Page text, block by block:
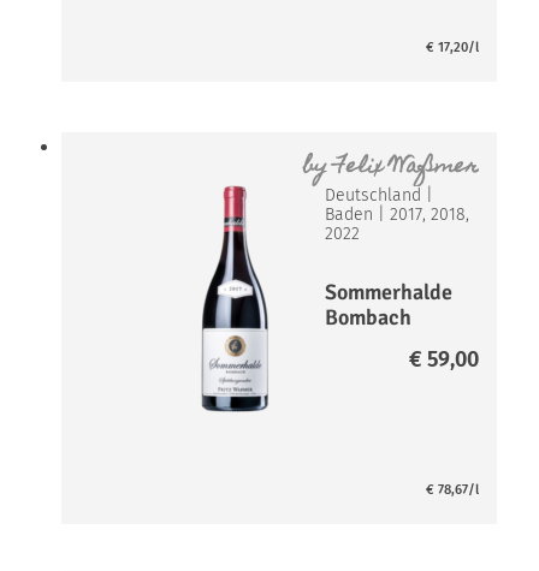
€ 17,20/l
byFelix Waßmer
Deutschland
Baden |2017, 2018,
2022
Sommerhalde
Bombach
€ 59,00
€ 78,67/l